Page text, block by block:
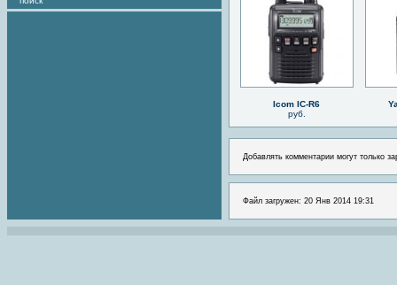
Icom IC-R6
руб.
Добавлять комментарии могут только
Файл загружен: 20 Янв 2014 19:31